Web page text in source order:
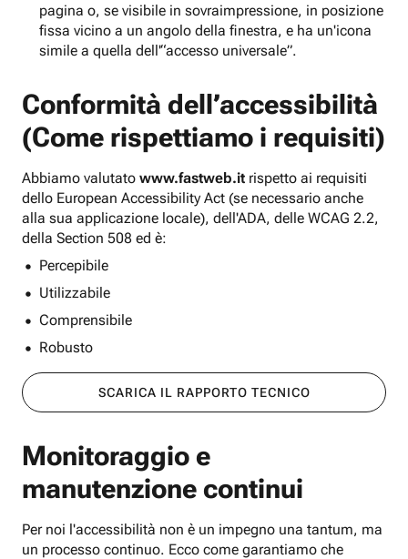
pagina o, se visibile in sovraimpressione, in posizione
fissa vicino a un angolo della finestra, e ha un'icona
simile a quella dell'“accesso universale”.
Conformità dell’accessibilità
(Come rispettiamo i requisiti)
Abbiamo valutato www.fastweb.it rispetto ai requisiti
dello European Accessibility Act (se necessario anche
alla sua applicazione locale), dell'ADA, delle WCAG 2.2,
della Section 508 ed è:
Percepibile
Utilizzabile
Comprensibile
Robusto
SCARICA IL RAPPORTO TECNICO
Monitoraggio e
manutenzione continui
Per noi l'accessibilità non è un impegno una tantum, ma
un processo continuo. Ecco come garantiamo che